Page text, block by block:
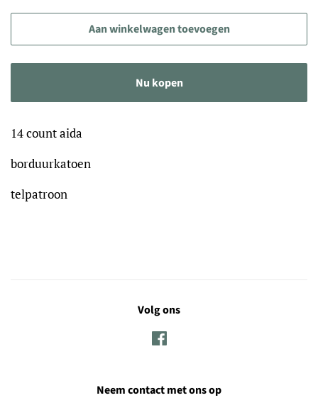
Aan winkelwagen toevoegen
Nu kopen
14 count aida
borduurkatoen
telpatroon
Volg ons
Neem contact met ons op